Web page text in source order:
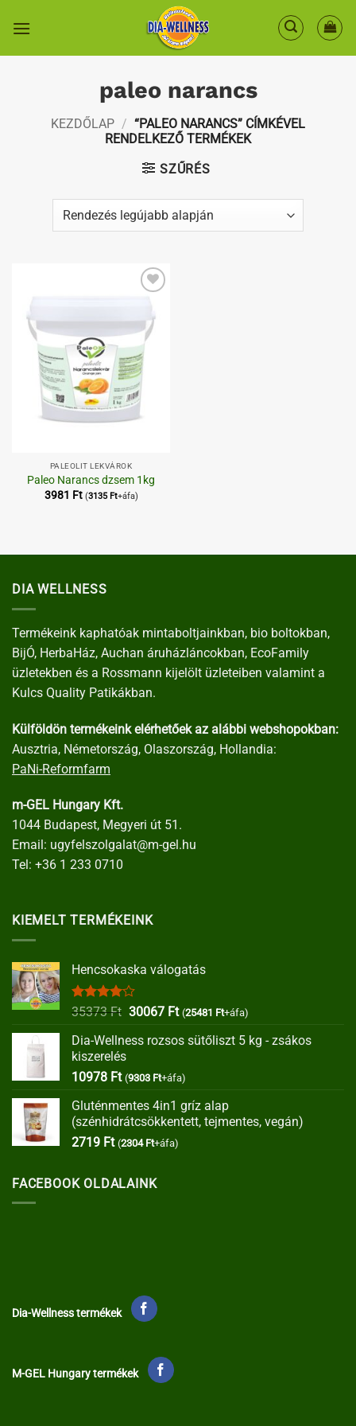
paleo narancs
KEZDŐLAP / “PALEO NARANCS” CÍMKÉVEL
RENDELKEZŐ TERMÉKEK
SZŰRÉS
PALEOLIT LEKVÁROK
Paleo Narancs dzsem 1kg
3981 Ft (3135 Ft+áfa)
DIA WELLNESS
Termékeink kaphatóak mintaboltjainkban, bio boltokban,
BijÓ, HerbaHáz, Auchan áruházláncokban, EcoFamily
üzletekben és a Rossmann kijelölt üzleteiben valamint a
Kulcs Quality Patikákban.
Külföldön termékeink elérhetőek az alábbi webshopokban:
Ausztria, Németország, Olaszország, Hollandia:
PaNi-Reformfarm
m-GEL Hungary Kft.
1044 Budapest, Megyeri út 51.
Email: ugyfelszolgalat@m-gel.hu
Tel: +36 1 233 0710
KIEMELT TERMÉKEINK
Hencsokaska válogatás
Értékelés:
35373Ft Original
was:
30067 FtCurrent
is:
(25481 Ft+áfa)
Dia-Wellness rozsos sütőliszt 5 kg - zsákos
kiszerelés
10978 Ft (9303 Ft+áfa)
Gluténmentes 4in1 gríz alap
(szénhidrátcsökkentett, tejmentes, vegán)
2719 Ft (2304 Ft+áfa)
FACEBOOK OLDALAINK
Dia-Wellness termékek
M-GEL Hungary termékek